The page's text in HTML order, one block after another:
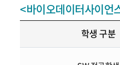
<바이오데이터사이언
학생 구분